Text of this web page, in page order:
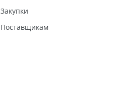
Закупки
Поставщикам